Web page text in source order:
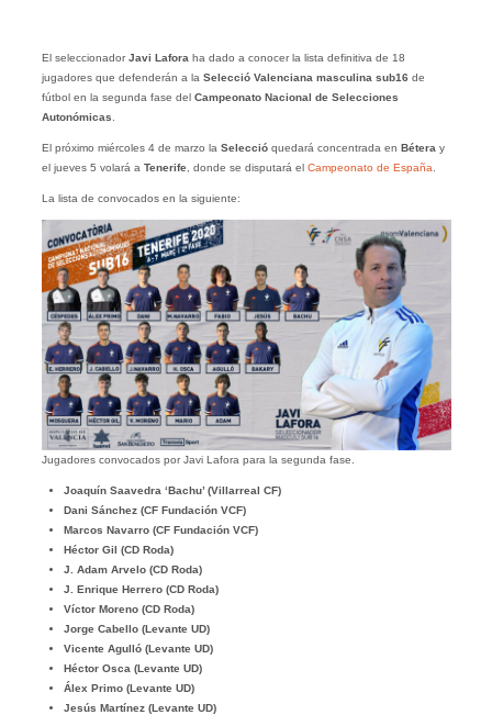
El seleccionadorJavi Lafora ha dado a conocer la lista definitiva de 18
jugadores que defenderán a la Selecció Valenciana masculina sub16 de
fútbol en la segunda fase del Campeonato Nacional de Selecciones
Autonómicas
El próximo miércoles 4 de marzo la Seleccióquedará concentrada en Bétera y
el jueves 5 volará a Tenerife, donde se disputará el Campeonato de España
La lista de convocados en la siguiente:
Jugadores convocados por Javi Lafora para la segunda fase.
Joaquín Saavedra ‘Bachu’ (Villarreal CF)
Dani Sánchez (CF Fundación VCF)
Marcos Navarro (CF Fundación VCF)
Héctor Gil (CD Roda)
J. Adam Arvelo (CD Roda)
J. Enrique Herrero (CD Roda)
Víctor Moreno (CD Roda)
Jorge Cabello (Levante UD)
Vicente Agulló (Levante UD)
Héctor Osca (Levante UD)
Álex Primo (Levante UD)
Jesús Martínez (Levante UD)